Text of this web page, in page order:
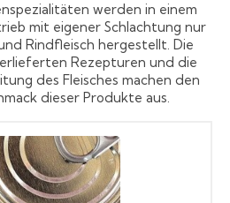
werden in einem
mit eigener Schlachtung nur
Rindfleisch hergestellt. Die
Rezepturen und die
des Fleisches machen den
dieser Produkte aus.